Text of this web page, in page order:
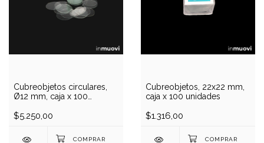
Cubreobjetos circulares,
Ø12 mm, caja x 100
$5.250,00
Cubreobjetos, 22x22 mm,
caja x 100 unidades
$1.316,00